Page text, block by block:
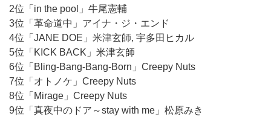
2位「in the pool」牛尾憲輔
3位「革命道中」アイナ・ジ・エンド
4位「JANE DOE」米津玄師, 宇多田ヒカル
5位「KICK BACK」米津玄師
6位「Bling-Bang-Bang-Born」Creepy Nuts
7位「オトノケ」Creepy Nuts
8位「Mirage」Creepy Nuts
9位「真夜中のドア～stay with me」松原みき